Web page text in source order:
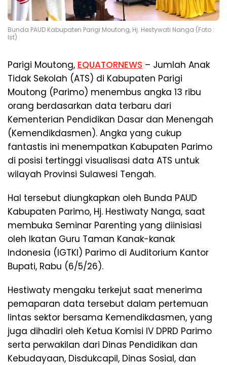
Bunda PAUD Kabupaten Parigi Moutong, Hj. Hestywati Nanga (Foto :
Ist)
Parigi Moutong, EQUATORNEWS – Jumlah Anak
Tidak Sekolah (ATS) di Kabupaten Parigi
Moutong (Parimo) menembus angka 13 ribu
orang berdasarkan data terbaru dari
Kementerian Pendidikan Dasar dan Menengah
(Kemendikdasmen). Angka yang cukup
fantastis ini menempatkan Kabupaten Parimo
di posisi tertinggi visualisasi data ATS untuk
wilayah Provinsi Sulawesi Tengah.
Hal tersebut diungkapkan oleh Bunda PAUD
Kabupaten Parimo, Hj. Hestiwaty Nanga, saat
membuka Seminar Parenting yang diinisiasi
oleh Ikatan Guru Taman Kanak-kanak
Indonesia (IGTKI) Parimo di Auditorium Kantor
Bupati, Rabu (6/5/26).
Hestiwaty mengaku terkejut saat menerima
pemaparan data tersebut dalam pertemuan
lintas sektor bersama Kemendikdasmen, yang
juga dihadiri oleh Ketua Komisi IV DPRD Parimo
serta perwakilan dari Dinas Pendidikan dan
Kebudayaan, Disdukcapil, Dinas Sosial, dan